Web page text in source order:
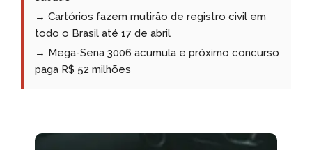
→ Cartórios fazem mutirão de registro civil em
todo o Brasil até 17 de abril
→ Mega-Sena 3006 acumula e próximo concurso
paga R$ 52 milhões